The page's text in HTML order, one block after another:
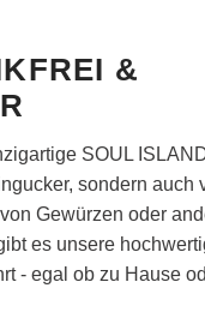
&
SOUL
sondern auch
Gewürzen oder
es unsere
- egal ob zu Hause